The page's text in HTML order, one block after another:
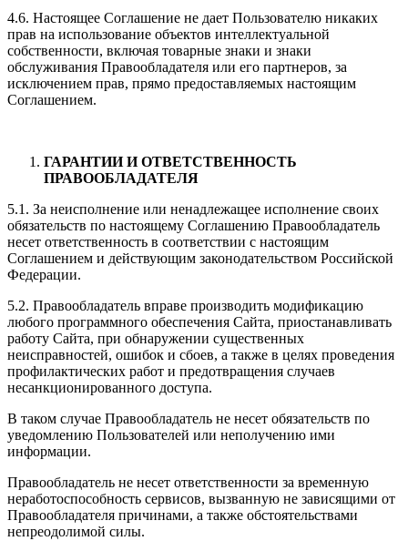
4.6. Настоящее Соглашение не дает Пользователю никаких
прав на использование объектов интеллектуальной
собственности, включая товарные знаки и знаки
обслуживания Правообладателя или его партнеров, за
исключением прав, прямо предоставляемых настоящим
Соглашением.
ГАРАНТИИ И ОТВЕТСТВЕННОСТЬ
ПРАВООБЛАДАТЕЛЯ
5.1. За неисполнение или ненадлежащее исполнение своих
обязательств по настоящему Соглашению Правообладатель
несет ответственность в соответствии с настоящим
Соглашением и действующим законодательством Российской
Федерации.
5.2. Правообладатель вправе производить модификацию
любого программного обеспечения Сайта, приостанавливать
работу Сайта, при обнаружении существенных
неисправностей, ошибок и сбоев, а также в целях проведения
профилактических работ и предотвращения случаев
несанкционированного доступа.
В таком случае Правообладатель не несет обязательств по
уведомлению Пользователей или неполучению ими
информации.
Правообладатель не несет ответственности за временную
неработоспособность сервисов, вызванную не зависящими от
Правообладателя причинами, а также обстоятельствами
непреодолимой силы.